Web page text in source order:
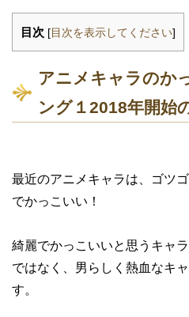
目次 [ 目次を表示してください]
アニメキャラのか
ング１2018年開始
最近のアニメキャラは、ゴツ
でかっこいい！
綺麗でかっこいいと思うキャ
ではなく、男らしく熱血なキ
す。